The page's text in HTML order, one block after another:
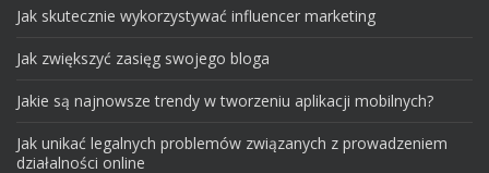
Jak skutecznie wykorzystywać influencer marketing
Jak zwiększyć zasięg swojego bloga
Jakie są najnowsze trendy w tworzeniu aplikacji mobilnych?
Jak unikać legalnych problemów związanych z prowadzeniem
działalności online